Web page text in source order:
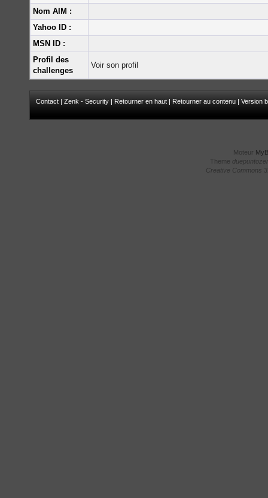
Nom AIM :
Yahoo ID :
MSN ID :
Profil des
challenges
Voir son profil
Contact | Zenk - Security | Retourner en haut | Retourner au contenu | Version
Moteur
Theme
Creative Commons